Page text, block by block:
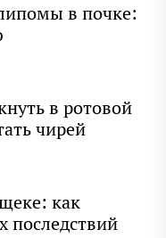
в почке:
в ротовой
чирей
как
последствий